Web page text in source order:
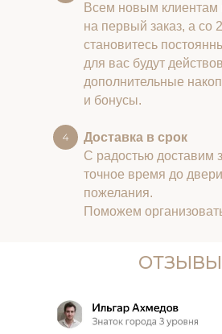
Всем новым клиентам
на первый заказ, а со
становитесь
для вас будут
дополнительные
и бонусы.
Доставка в срок
С радостью доставим
точное время до
пожелания.
Поможем
ОТЗЫВЫ